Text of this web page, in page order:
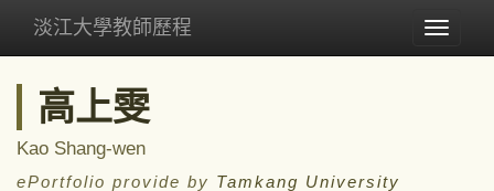
Toggle
淡江大學教師歷程
高上雯
Kao Shang-wen
ePortfolio provide by Tamkang University